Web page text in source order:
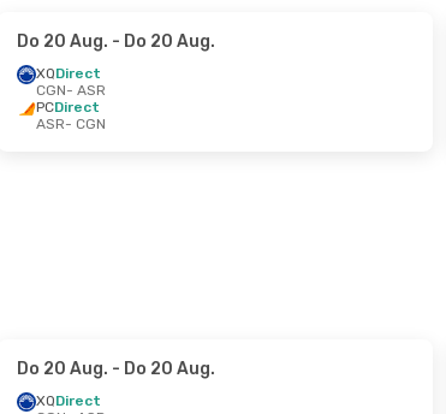
Do 20 Aug. - Do 20 Aug.
XQDirect
CGN- ASR
PCDirect
ASR- CGN
Do 20 Aug. - Do 20 Aug.
XQDirect